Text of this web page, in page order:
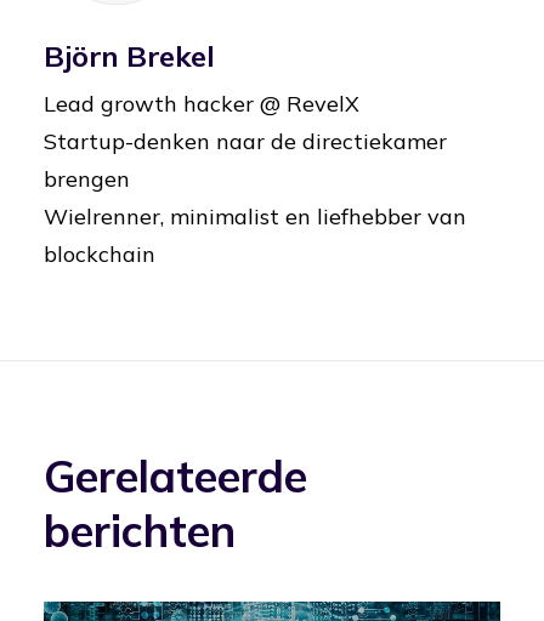
Björn Brekel
Lead growth hacker @ RevelX
Startup-denken naar de directiekamer
brengen
Wielrenner, minimalist en liefhebber van
blockchain
Gerelateerde
berichten